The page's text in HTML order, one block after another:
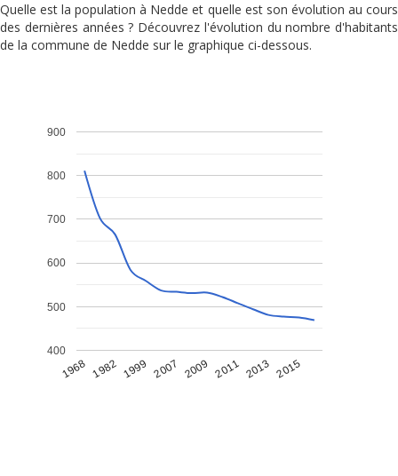
Quelle est la population à Nedde et quelle est son évolution au cours
des dernières années ? Découvrez l'évolution du nombre d'habitants
de la commune de Nedde sur le graphique ci-dessous.
1968 1982 1999 2007 2009 2011 2013 2015
400
500
600
700
800
900